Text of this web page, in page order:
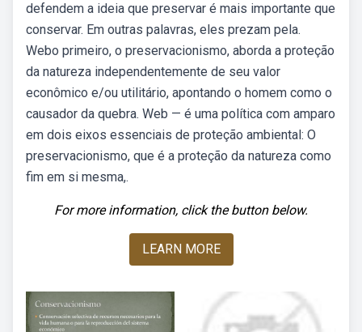
defendem a ideia que preservar é mais importante que
conservar. Em outras palavras, eles prezam pela.
Webo primeiro, o preservacionismo, aborda a proteção
da natureza independentemente de seu valor
econômico e/ou utilitário, apontando o homem como o
causador da quebra. Web — é uma política com amparo
em dois eixos essenciais de proteção ambiental: O
preservacionismo, que é a proteção da natureza como
fim em si mesma,.
For more information, click the button below.
LEARN MORE